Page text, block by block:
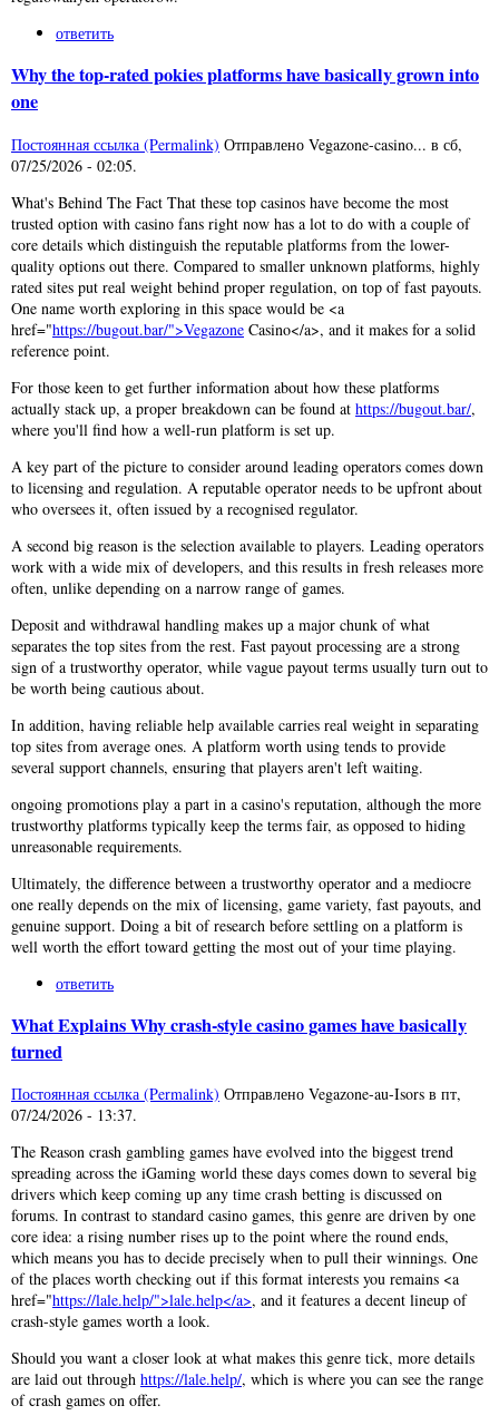
ответить
Why the top-rated pokies platforms have basically grown into
one
Постоянная ссылка (Permalink) Отправлено Vegazone-casino... в сб,
07/25/2026 - 02:05.
What's Behind The Fact That these top casinos have become the most
trusted option with casino fans right now has a lot to do with a couple of
core details which distinguish the reputable platforms from the lower-
quality options out there. Compared to smaller unknown platforms, highly
rated sites put real weight behind proper regulation, on top of fast payouts.
One name worth exploring in this space would be <a
href="https://bugout.bar/">Vegazone Casino</a>, and it makes for a solid
reference point.
For those keen to get further information about how these platforms
actually stack up, a proper breakdown can be found at https://bugout.bar/,
where you'll find how a well-run platform is set up.
A key part of the picture to consider around leading operators comes down
to licensing and regulation. A reputable operator needs to be upfront about
who oversees it, often issued by a recognised regulator.
A second big reason is the selection available to players. Leading operators
work with a wide mix of developers, and this results in fresh releases more
often, unlike depending on a narrow range of games.
Deposit and withdrawal handling makes up a major chunk of what
separates the top sites from the rest. Fast payout processing are a strong
sign of a trustworthy operator, while vague payout terms usually turn out to
be worth being cautious about.
In addition, having reliable help available carries real weight in separating
top sites from average ones. A platform worth using tends to provide
several support channels, ensuring that players aren't left waiting.
ongoing promotions play a part in a casino's reputation, although the more
trustworthy platforms typically keep the terms fair, as opposed to hiding
unreasonable requirements.
Ultimately, the difference between a trustworthy operator and a mediocre
one really depends on the mix of licensing, game variety, fast payouts, and
genuine support. Doing a bit of research before settling on a platform is
well worth the effort toward getting the most out of your time playing.
ответить
What Explains Why crash-style casino games have basically
turned
Постоянная ссылка (Permalink) Отправлено Vegazone-au-Isors в пт,
07/24/2026 - 13:37.
The Reason crash gambling games have evolved into the biggest trend
spreading across the iGaming world these days comes down to several big
drivers which keep coming up any time crash betting is discussed on
forums. In contrast to standard casino games, this genre are driven by one
core idea: a rising number rises up to the point where the round ends,
which means you has to decide precisely when to pull their winnings. One
of the places worth checking out if this format interests you remains <a
href="https://lale.help/">lale.help</a>, and it features a decent lineup of
crash-style games worth a look.
Should you want a closer look at what makes this genre tick, more details
are laid out through https://lale.help/, which is where you can see the range
of crash games on offer.